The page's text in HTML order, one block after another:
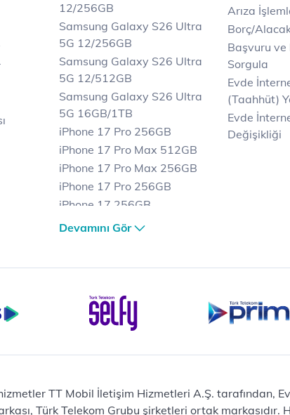
12/256GB
Samsung Galaxy S26 Ultra
5G 12/256GB
Samsung Galaxy S26 Ultra
5G 12/512GB
Samsung Galaxy S26 Ultra
5G 16GB/1TB
iPhone 17 Pro 256GB
iPhone 17 Pro Max 512GB
iPhone 17 Pro Max 256GB
iPhone 17 Pro 256GB
iPhone 17 256GB
iPhone 17 Air 256GB
Casper Nirvana C370
Notebook
Ev Telefonu
Panasonic TGB610
Devamını Gör
Arıza
Borç/
Başvuru ve
Sorgula
Evde
(Taahhüt)
Evde
Değişikliği
TT Mobil İletişim Hizmetleri A.Ş. tarafından,
Türk Telekom Grubu şirketleri ortak